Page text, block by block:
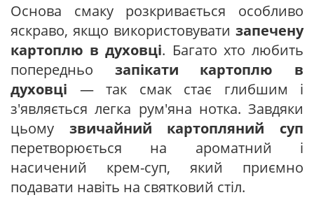
Основа смаку розкривається особливо
яскраво, якщо використовувати запечену
картоплю в духовці. Багато хто любить
попередньо запікати картоплю в
духовці — так смак стає глибшим і
з'являється легка рум'яна нотка. Завдяки
цьому звичайний картопляний суп
перетворюється на ароматний і
насичений крем-суп, який приємно
подавати навіть на святковий стіл.